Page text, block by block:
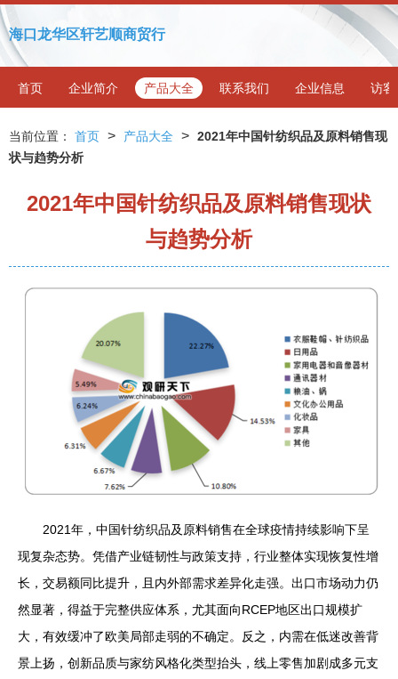
海口龙华区轩艺顺商贸行
首页 企业简介 产品大全 联系我们 企业信息 访客
当前位置： 首页 > 产品大全 > 2021年中国针纺织品及原料销售现
状与趋势分析
2021年中国针纺织品及原料销售现状
与趋势分析
2021年，中国针纺织品及原料销售在全球疫情持续影响下呈
现复杂态势。凭借产业链韧性与政策支持，行业整体实现恢复性增
长，交易额同比提升，且内外部需求差异化走强。出口市场动力仍
然显著，得益于完整供应体系，尤其面向RCEP地区出口规模扩
大，有效缓冲了欧美局部走弱的不确定。反之，内需在低迷改善背
景上扬，创新品质与家纺风格化类型抬头，线上零售加剧成多元支